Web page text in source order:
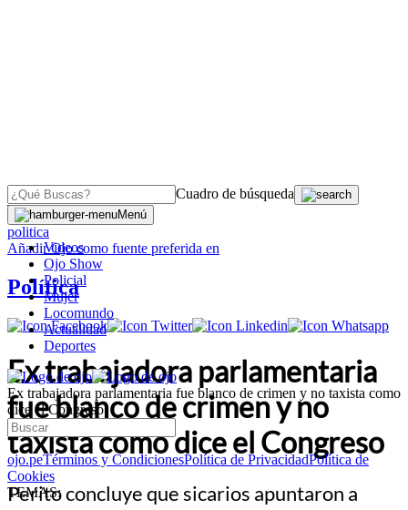
Cuadro de búsqueda
Menú
Videos
Ojo Show
Policial
Mujer
Locomundo
Actualidad
Deportes
Ex trabajadora parlamentaria fue blanco de crimen y no taxista como
dice el Congreso
ojo.peTérminos y CondicionesPolítica de PrivacidadPolítica de
Cookies
TEMAS:
OJO
politica
AñadirOjocomo fuente preferida en
Política
Ex trabajadora parlamentaria
fue blanco de crimen y no
taxista como dice el Congreso
Perito concluye que sicarios apuntaron a